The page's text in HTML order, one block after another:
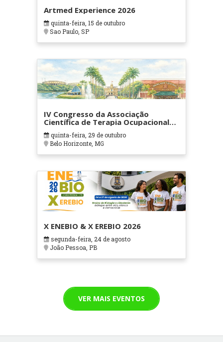
Artmed Experience 2026
quinta-feira, 15 de outubro
Sao Paulo, SP
IV Congresso da Associação
Científica de Terapia Ocupacional
em Contextos Hospitalares e
Cuidados Paliativos - ATOHOSP
quinta-feira, 29 de outubro
Belo Horizonte, MG
X ENEBIO & X EREBIO 2026
segunda-feira, 24 de agosto
João Pessoa, PB
VER MAIS EVENTOS